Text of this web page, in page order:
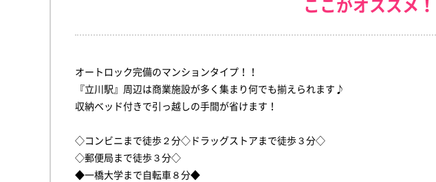
ここがオススメ！
オートロック完備のマンションタイプ！！
『立川駅』周辺は商業施設が多く集まり何でも揃えられます♪
収納ベッド付きで引っ越しの手間が省けます！
◇コンビニまで徒歩２分◇ドラッグストアまで徒歩３分◇
◇郵便局まで徒歩３分◇
◆一橋大学まで自転車８分◆